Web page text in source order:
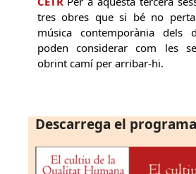
tres obres que si bé no
música contemporània dels
poden considerar com les
obrint camí per arribar-hi.
Descarrega el